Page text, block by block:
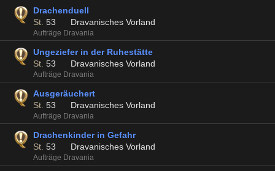
Drachenduell
St. 53 Dravanisches Vorland
Aufträge Dravania
Ungeziefer in der Ruhestätte
St. 53 Dravanisches Vorland
Aufträge Dravania
Ausgeräuchert
St. 53 Dravanisches Vorland
Aufträge Dravania
Drachenkinder in Gefahr
St. 53 Dravanisches Vorland
Aufträge Dravania